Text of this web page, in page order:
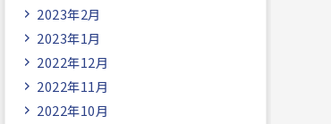
2023年2月
2023年1月
2022年12月
2022年11月
2022年10月